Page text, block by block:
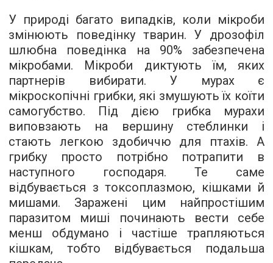
У природі багато випадків, коли мікроби
змінюють поведінку тварин. У дрозофіл
шлюбна поведінка на 90% забезпечена
мікробами. Мікроби диктують їм, яких
партнерів вибирати. У мурах є
мікроскопічні грибки, які змушують їх коїти
самогубство. Під дією грибка мурахи
виповзають на вершину стеблинки і
стають легкою здобиччю для птахів. А
грибку просто потрібно потрапити в
наступного господаря. Те саме
відбувається з токсоплазмою, кішками й
мишами. Заражені цим найпростішим
паразитом миші починають вести себе
менш обдумано і частіше трапляються
кішкам, тобто відбувається подальша